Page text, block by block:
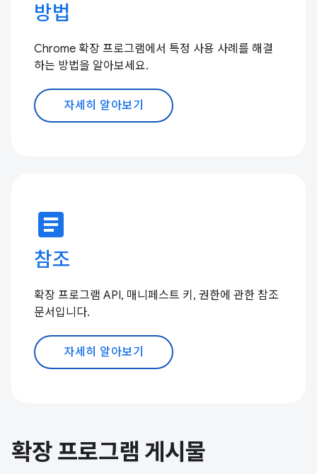
방법
Chrome 확장 프로그램에서 특정 사용 사례를 해결
하는 방법을 알아보세요.
자세히 알아보기
article
참조
확장 프로그램 API, 매니페스트 키, 권한에 관한 참조
문서입니다.
자세히 알아보기
확장 프로그램 게시물